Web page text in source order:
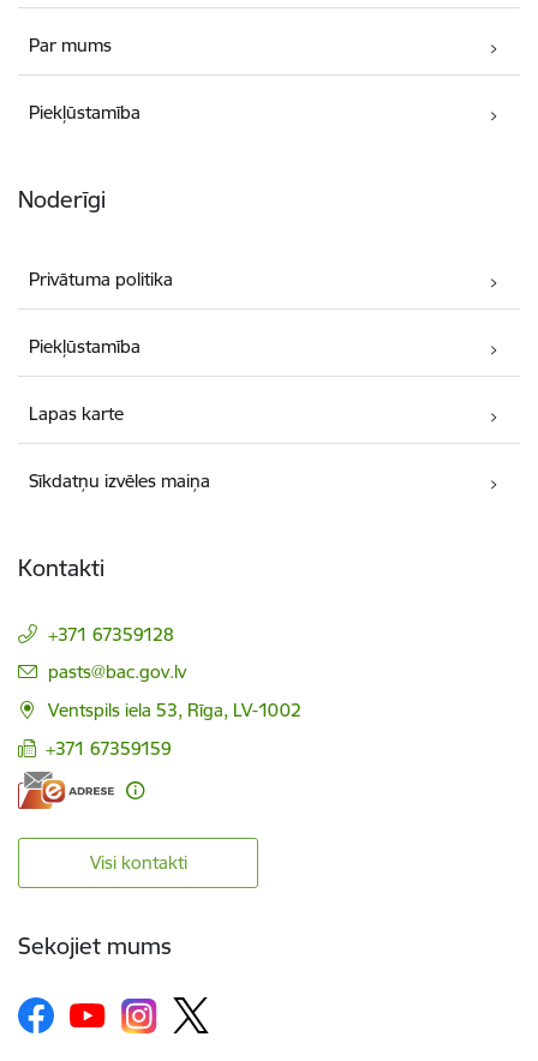
Par mums
Piekļūstamība
Noderīgi
Privātuma politika
Piekļūstamība
Lapas karte
Sīkdatņu izvēles maiņa
Kontakti
+371 67359128
E-pasts:
pasts@bac.gov.lv
Ventspils iela 53, Rīga, LV-1002
+371 67359159
Visi kontakti
Sekojiet mums